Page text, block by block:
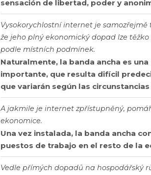
sensación de libertad, poder y
Vysokorychlostní internet je
že jeho plný ekonomický dopad lze
podle místních podmínek.
Naturalmente, la banda ancha es
importante, que resulta difícil
que variarán según las
A jakmile je internet zpřístupněný,
ekonomice.
Una vez instalada, la banda ancha
puestos de trabajo en el resto de la
Vedle přímých dopadů na hospodářský